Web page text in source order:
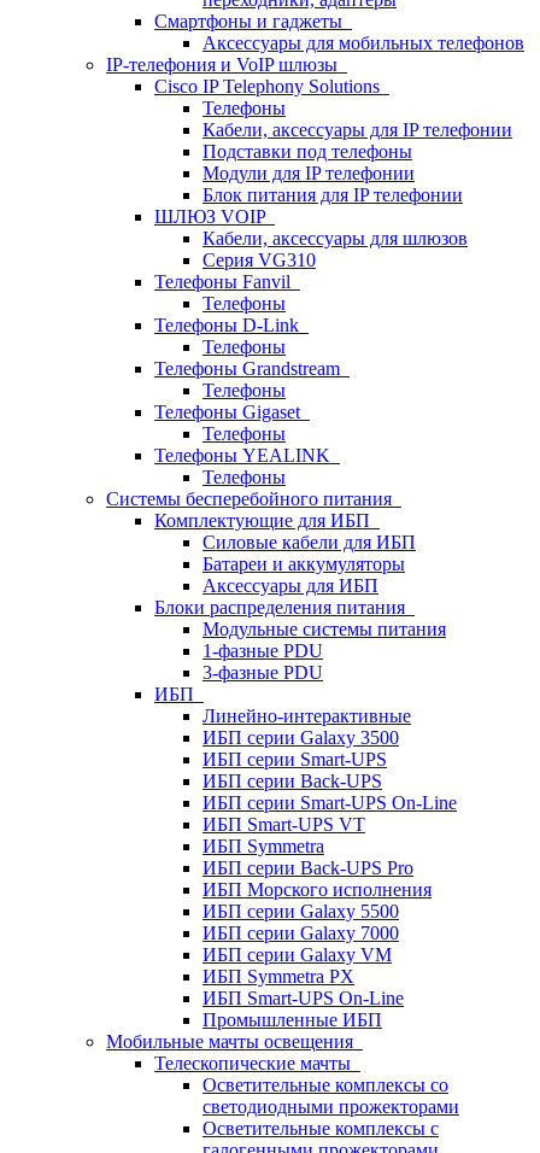
Смартфоны и гаджеты
Аксессуары для мобильных телефонов
IP-телефония и VoIP шлюзы
Cisco IP Telephony Solutions
Телефоны
Кабели, аксессуары для IP телефонии
Подставки под телефоны
Модули для IP телефонии
Блок питания для IP телефонии
ШЛЮЗ VOIP
Кабели, аксессуары для шлюзов
Серия VG310
Телефоны Fanvil
Телефоны
Телефоны D-Link
Телефоны
Телефоны Grandstream
Телефоны
Телефоны Gigaset
Телефоны
Телефоны YEALINK
Телефоны
Системы бесперебойного питания
Комплектующие для ИБП
Силовые кабели для ИБП
Батареи и аккумуляторы
Аксессуары для ИБП
Блоки распределения питания
Модульные системы питания
1-фазные PDU
3-фазные PDU
ИБП
Линейно-интерактивные
ИБП серии Galaxy 3500
ИБП серии Smart-UPS
ИБП серии Back-UPS
ИБП серии Smart-UPS On-Line
ИБП Smart-UPS VT
ИБП Symmetra
ИБП серии Back-UPS Pro
ИБП Морского исполнения
ИБП серии Galaxy 5500
ИБП серии Galaxy 7000
ИБП серии Galaxy VM
ИБП Symmetra PX
ИБП Smart-UPS On-Line
Промышленные ИБП
Мобильные мачты освещения
Телескопические мачты
Осветительные комплексы со
светодиодными прожекторами
Осветительные комплексы с